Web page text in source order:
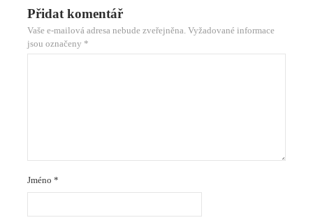
Přidat komentář
Vaše e-mailová adresa nebude zveřejněna. Vyžadované informace
jsou označeny *
Jméno*